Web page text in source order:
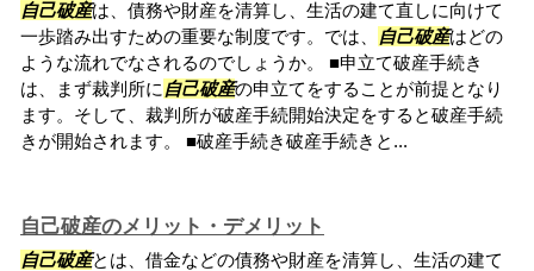
自己破産は、債務や財産を清算し、生活の建て直しに向けて
一歩踏み出すための重要な制度です。では、
自己破産はどの
ような流れでなされるのでしょうか。 ■申立て破産手続き
は、まず裁判所に 自己破産の申立てをすることが前提となり
ます。そして、裁判所が破産手続開始決定をすると破産手続
きが開始されます。 ■破産手続き破産手続きと...
自己破産のメリット・デメリット
自己破産とは、借金などの債務や財産を清算し、生活の建て